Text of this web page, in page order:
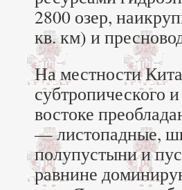
2800 озер,
кв. км) и
На местности
субтропического
востоке
— листопадные,
полупустыни и
равнине